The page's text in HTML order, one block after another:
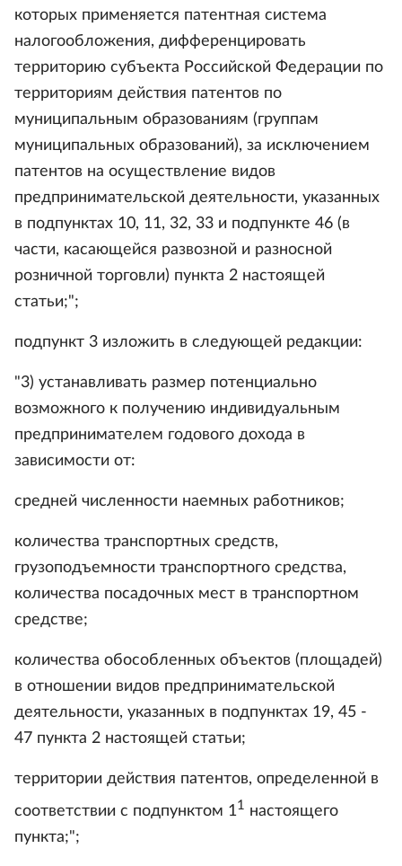
которых применяется патентная система
налогообложения, дифференцировать
территорию субъекта Российской Федерации по
территориям действия патентов по
муниципальным образованиям (группам
муниципальных образований), за исключением
патентов на осуществление видов
предпринимательской деятельности, указанных
в подпунктах 10, 11, 32, 33 и подпункте 46 (в
части, касающейся развозной и разносной
розничной торговли) пункта 2 настоящей
статьи;";
подпункт 3 изложить в следующей редакции:
"3) устанавливать размер потенциально
возможного к получению индивидуальным
предпринимателем годового дохода в
зависимости от:
средней численности наемных работников;
количества транспортных средств,
грузоподъемности транспортного средства,
количества посадочных мест в транспортном
средстве;
количества обособленных объектов (площадей)
в отношении видов предпринимательской
деятельности, указанных в подпунктах 19, 45 -
47 пункта 2 настоящей статьи;
территории действия патентов, определенной в
соответствии с подпунктом 11 настоящего
пункта;";